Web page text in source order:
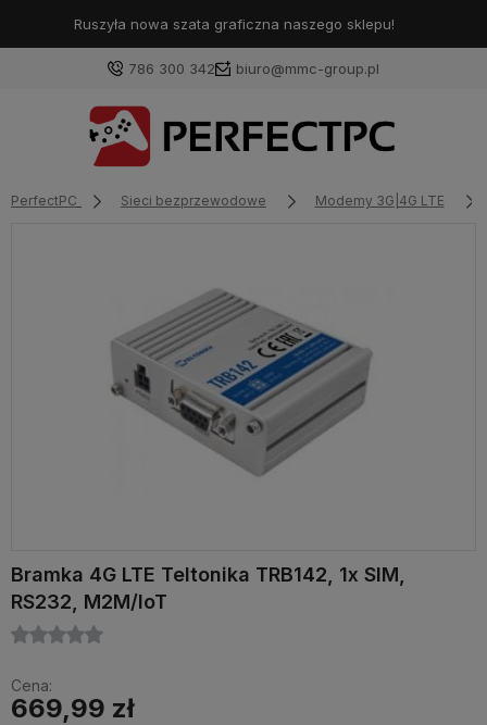
Ruszyła nowa szata graficzna naszego sklepu!
786 300 342 biuro@mmc-group.pl
PerfectPC Sieci bezprzewodowe Modemy 3G|4G LTE
Bramka 4G LTE Teltonika TRB142, 1x SIM,
RS232, M2M/IoT
Cena:
669,99 zł